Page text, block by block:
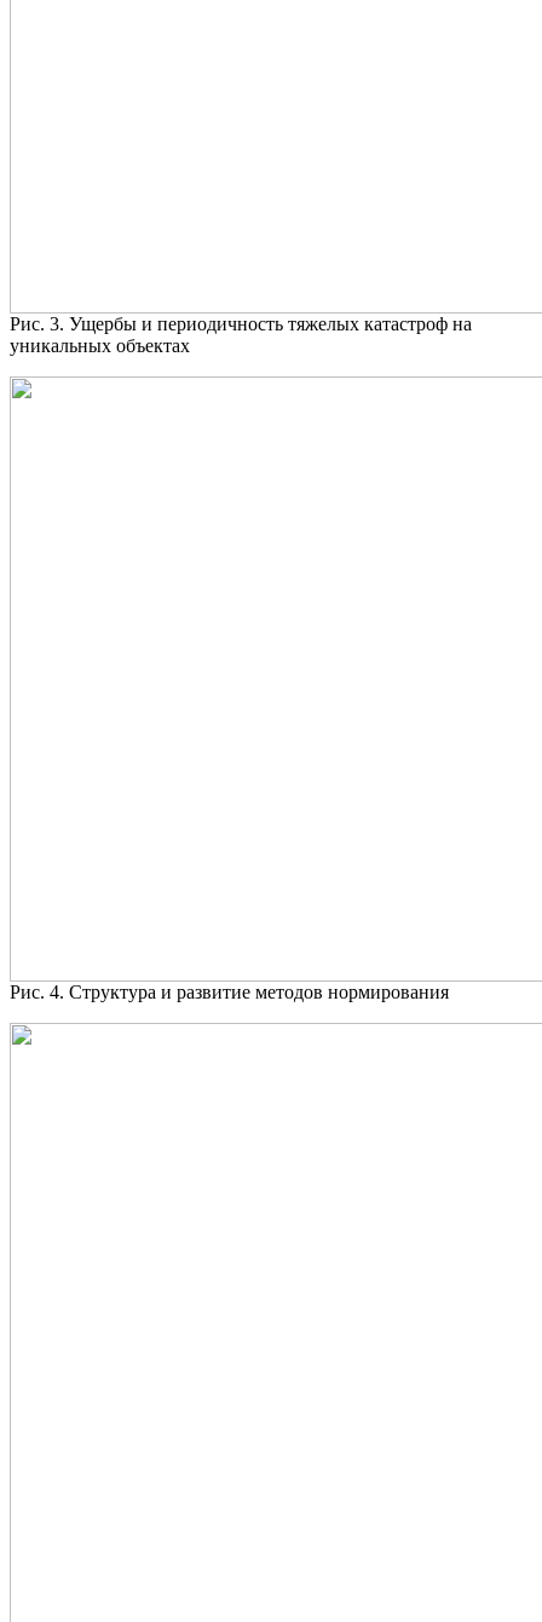
Рис. 3. Ущербы и периодичность тяжелых катастроф на
уникальных объектах
Рис. 4. Структура и развитие методов нормирования